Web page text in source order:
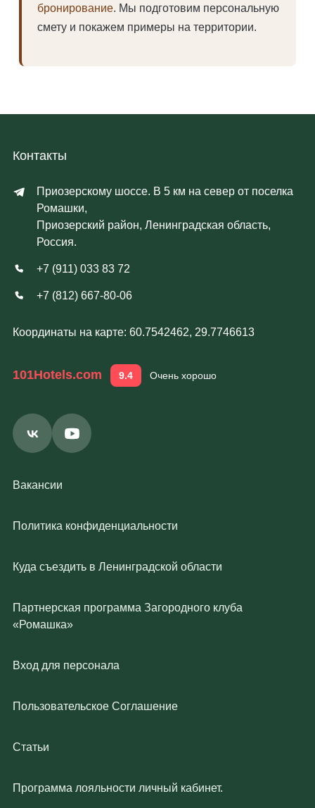
бронирование. Мы подготовим персональную
смету и покажем примеры на территории.
Контакты
Приозерскому шоссе. В 5 км на север от поселка
Ромашки,
Приозерский район, Ленинградская область,
Россия.
+7 (911) 033 83 72
+7 (812) 667-80-06
Координаты на карте: 60.7542462, 29.7746613
101Hotels.com 9.4 Очень хорошо
Вакансии
Политика конфиденциальности
Куда съездить в Ленинградской области
Партнерская программа Загородного клуба
«Ромашка»
Вход для персонала
Пользовательское Соглашение
Статьи
Программа лояльности личный кабинет.